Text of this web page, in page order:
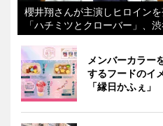
櫻井翔さんが主演しヒロイン
「ハチミツとクローバー」、
メンバーカラー
するフードのイ
「縁日かふぇ」